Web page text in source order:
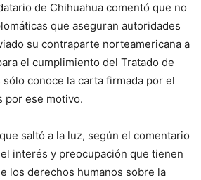
de Chihuahua comentó que no
que aseguran autoridades
su contraparte norteamericana a
el cumplimiento del Tratado de
conoce la carta firmada por el
por ese motivo.
saltó a la luz, según el comentario
interés y preocupación que tienen
los derechos humanos sobre la